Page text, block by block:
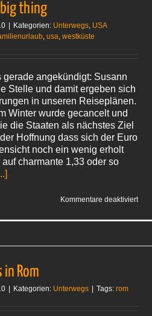
big thing
Kategorien: Unterwegs, USA
, usa, westküste
gerade angekündigt: Susann
Stelle und damit ergeben sich
in unseren Reiseplänen.
Winter wurde gecancelt und
die Staaten als nächstes Ziel
Hoffnung dass sich der Euro
noch ein wenig erholt
charmante 1,33 oder so
Kommentare deaktiviertfür
Rom
Kategorien: Unterwegs Tags: rom